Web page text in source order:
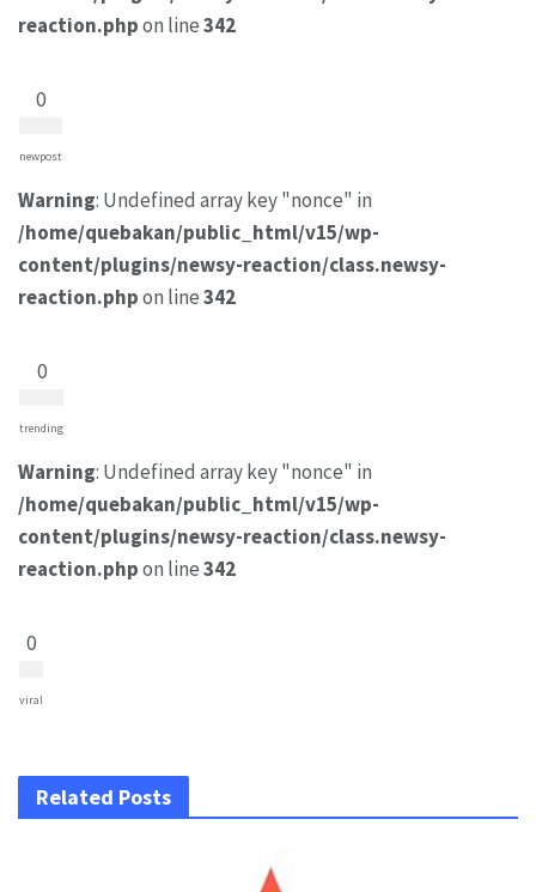
reaction.phpon line342
0
newpost
Warning: Undefined array key "nonce" in
/home/quebakan/public_html/v15/wp-
content/plugins/newsy-reaction/class.newsy-
reaction.phpon line342
0
trending
Warning: Undefined array key "nonce" in
/home/quebakan/public_html/v15/wp-
content/plugins/newsy-reaction/class.newsy-
reaction.phpon line342
0
viral
Related Posts